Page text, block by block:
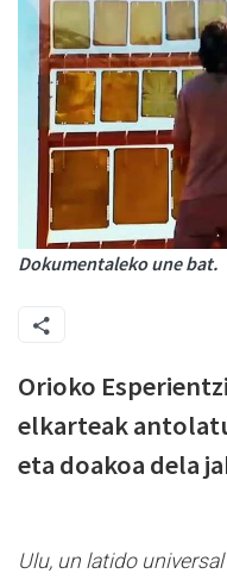
Dokumentaleko une bat.
Orioko
elkarteak
eta doakoa dela
Ulu, un latido universal